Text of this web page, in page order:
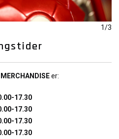
1/3
er:
17.30
17.30
17.30
17.30